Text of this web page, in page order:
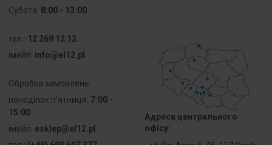
przyłączanego
przewodu
tulejkową
Przekrój
przyłączanego
przewodu
Субота: 8:00 - 13:00
тел.: 12 269 12 12
iмейл: info@el12.pl
Обробка замовлень:
понеділок п'ятниця: 7:00 -
15:00
iмейл: esklep@el12.pl
Адреса центрального
офісу: